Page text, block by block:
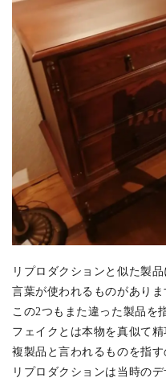
リプロダクションと似た製
言葉が使われるものがありま
この2つもまた違った製品を
フェイクとは本物を真似て
複製品と言われるものを指す
リプロダクションは当時の